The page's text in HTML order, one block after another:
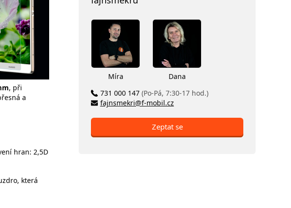
, při
a
hran: 2,5D
která
Míra
Dana
731 000 147 (Po-Pá, 7:30-17 hod.)
fajnsmekri@f-mobil.cz
Zeptat se